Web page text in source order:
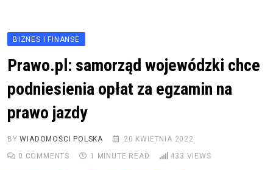
BIZNES I FINANSE
Prawo.pl: samorząd wojewódzki chce
podniesienia opłat za egzamin na
prawo jazdy
BYWIADOMOŚCI POLSKA
20 KWIETNIA 2022
0 COMMENTS 1 MINUTE READ 433 VIEWS